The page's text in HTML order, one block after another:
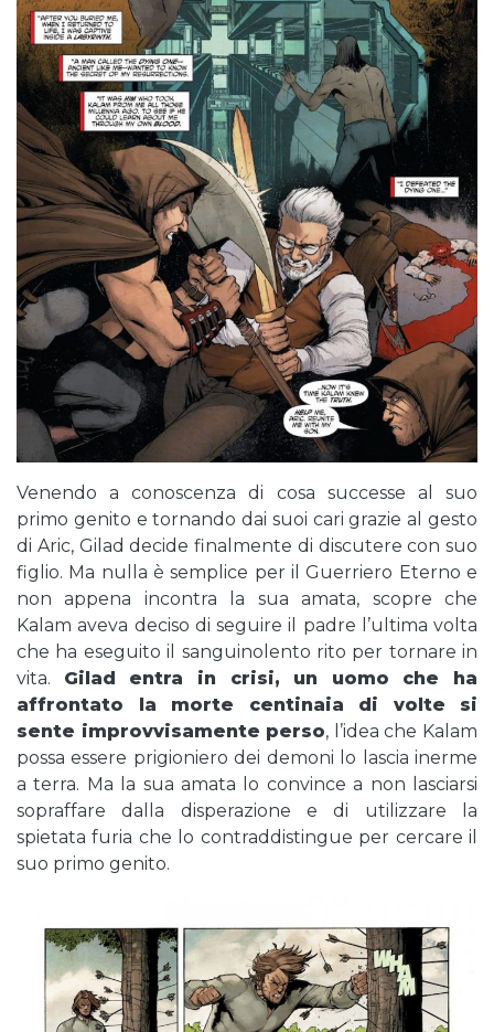
Venendo a conoscenza di cosa successe al suo
primo genito e tornando dai suoi cari grazie al gesto
di Aric, Gilad decide finalmente di discutere con suo
figlio. Ma nulla è semplice per il Guerriero Eterno e
non appena incontra la sua amata, scopre che
Kalam aveva deciso di seguire il padre l’ultima volta
che ha eseguito il sanguinolento rito per tornare in
vita. Gilad entra in crisi, un uomo che ha
affrontato la morte centinaia di volte si
sente improvvisamente perso, l’idea che Kalam
possa essere prigioniero dei demoni lo lascia inerme
a terra. Ma la sua amata lo convince a non lasciarsi
sopraffare dalla disperazione e di utilizzare la
spietata furia che lo contraddistingue per cercare il
suo primo genito.